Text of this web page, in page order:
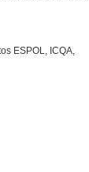
ESPOL, ICQA,